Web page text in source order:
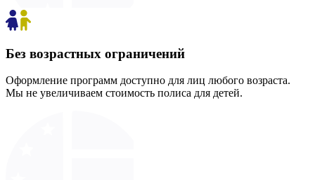
Без возрастных ограничений
Оформление программ доступно для лиц любого возраста.
Мы не увеличиваем стоимость полиса для детей.